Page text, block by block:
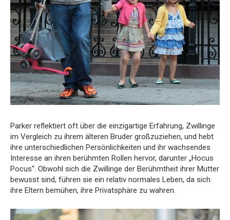
Parker reflektiert oft über die einzigartige Erfahrung, Zwillinge
im Vergleich zu ihrem älteren Bruder großzuziehen, und hebt
ihre unterschiedlichen Persönlichkeiten und ihr wachsendes
Interesse an ihren berühmten Rollen hervor, darunter „Hocus
Pocus“. Obwohl sich die Zwillinge der Berühmtheit ihrer Mutter
bewusst sind, führen sie ein relativ normales Leben, da sich
ihre Eltern bemühen, ihre Privatsphäre zu wahren.